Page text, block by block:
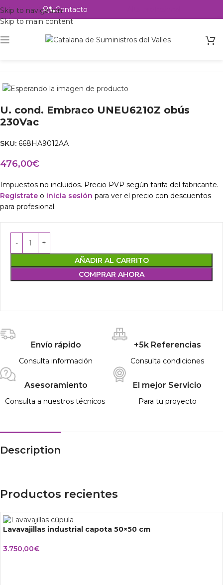
Skip to navigation
Skip to main content
Contacto
U. cond. Embraco UNEU6210Z obús
230Vac
SKU: 668HA9012AA
476,00€
Impuestos no incluidos. Precio PVP según tarifa del fabricante.
Regístrate o inicia sesión para ver el precio con descuentos
para profesional.
AÑADIR AL CARRITO
COMPRAR AHORA
Envío rápido
Consulta información
+5k Referencias
Consulta condiciones
Asesoramiento
Consulta a nuestros técnicos
El mejor Servicio
Para tu proyecto
Description
Productos recientes
Lavavajillas industrial capota 50×50 cm
3.750,00€